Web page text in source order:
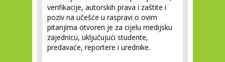
verifikacije, autorskih prava i zaštite i
poziv na učešće u raspravi o ovim
pitanjima otvoren je za cijelu medijsku
zajednicu, uključujući studente,
predavaće, reportere i urednike.